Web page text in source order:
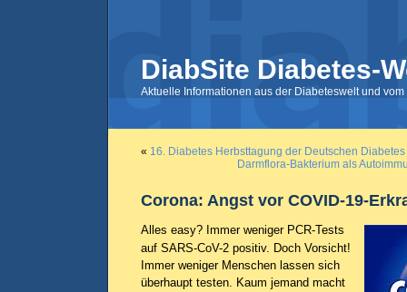
DiabSite Diabetes-
Aktuelle Informationen aus der Diabeteswelt und
« 16. Diabetes Herbsttagung der Deutschen
Darmflora-Bakterium als
Corona: Angst vor COVID-19-
Alles easy? Immer weniger PCR-Tests
auf SARS-CoV-2 positiv. Doch Vorsicht!
Immer weniger Menschen lassen sich
überhaupt testen. Kaum jemand macht